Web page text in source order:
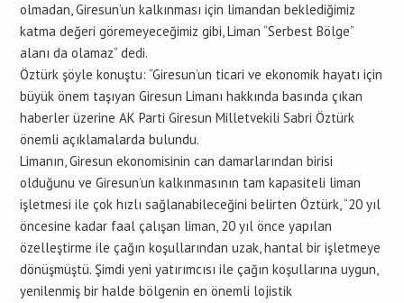
olmadan, Giresun’un kalkınması için limandan beklediğimiz
katma değeri göremeyeceğimiz gibi, Liman “Serbest Bölge”
alanı da olamaz” dedi.
Öztürk şöyle konuştu: “Giresun’un ticari ve ekonomik hayatı için
büyük önem taşıyan Giresun Limanı hakkında basında çıkan
haberler üzerine AK Parti Giresun Milletvekili Sabri Öztürk
önemli açıklamalarda bulundu.
Limanın, Giresun ekonomisinin can damarlarından birisi
olduğunu ve Giresun’un kalkınmasının tam kapasiteli liman
işletmesi ile çok hızlı sağlanabileceğini belirten Öztürk, “20 yıl
öncesine kadar faal çalışan liman, 20 yıl önce yapılan
özelleştirme ile çağın koşullarından uzak, hantal bir işletmeye
dönüşmüştü. Şimdi yeni yatırımcısı ile çağın koşullarına uygun,
yenilenmiş bir halde bölgenin en önemli lojistik